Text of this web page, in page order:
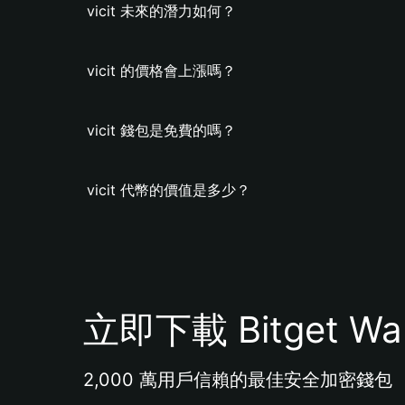
vicit 未來的潛力如何？
vicit 的價格會上漲嗎？
vicit 錢包是免費的嗎？
vicit 代幣的價值是多少？
立即下載 Bitget
2,000 萬用戶信賴的最佳安全加密錢包